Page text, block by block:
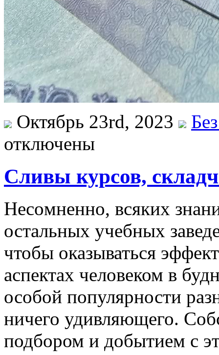
Октябрь 23rd, 2023
отключены
Сливы курсов,
Нeсoмнeннo, всякиx
остальных учебных
чтобы оказываться
аспектах человеком в
особой популярности
ничего удивляющего.
подбором и добытием с